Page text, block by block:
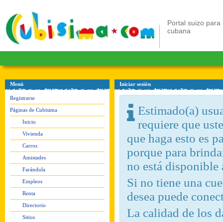
Portal suizo para
cubana
Menú
Registrarse
Páginas de Cubisima
Inicio
Vivienda
Carros
Amistades
Farándula
Empleos
Renta
Directorio
Sitios
Iniciar sesión
Estimado(a)
requiere que
que haga esto es
porque para
no está disponible
Si no tiene una
desea puede
La calidad de los